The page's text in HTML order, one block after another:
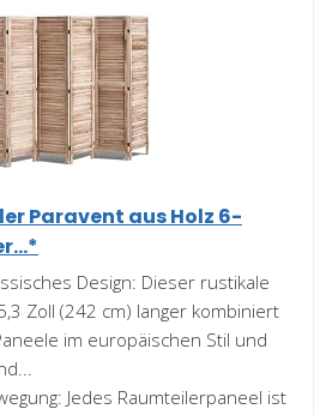
Paravent aus Holz 6-
Design: Dieser rustikale
Zoll (242 cm) langer kombiniert
im europäischen Stil und
Jedes Raumteilerpaneel ist